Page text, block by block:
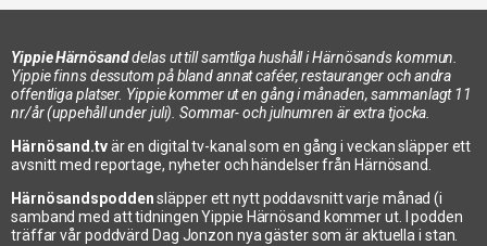
Yippie Härnösanddelas ut till samtliga hushåll i Härnösands kommun.
Yippie finns dessutom på bland annat caféer, restauranger och andra
offentliga platser. Yippie kommer ut en gång i månaden, sammanlagt 11
nr/år (uppehåll under juli). Sommar- och julnumren är extra tjocka.
Härnösand.tvär en digital tv-kanal som en gång i veckan släpper ett
avsnitt med reportage, nyheter och händelser från Härnösand.
Härnösandspoddensläpper ett nytt poddavsnitt varje månad (i
samband med att tidningen Yippie Härnösand kommer ut. I podden
träffar vår poddvärd Dag Jonzon nya gäster som är aktuella i stan.